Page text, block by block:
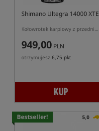
Shimano Ultegra 14000 XTE
Kołowrotek karpiowy z przednim hamulcem
949,00 PLN
otrzymujesz 6,75 pkt
KUP
Bestseller! 5,0